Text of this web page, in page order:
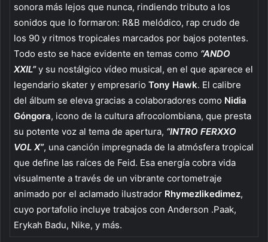
sonora más lejos que nunca, rindiendo tributo a los
sonidos que lo formaron: R&B melódico, rap crudo de
los 90 y ritmos tropicales marcados por bajos potentes.
Todo esto se hace evidente en temas como “ANDO
XXIL”y su nostálgico vídeo musical, en el que aparece el
legendario skater y empresario Tony Hawk. El calibre
del álbum se eleva gracias a colaboradores como Nidia
Góngora, icono de la cultura afrocolombiana, que presta
su potente voz al tema de apertura, “INTRO FERXXO
VOL X”, una canción impregnada de la atmósfera tropical
que define las raíces de Feid. Esa energía cobra vida
visualmente a través de un vibrante cortometraje
animado por el aclamado ilustrador Rhymezlikedimez,
cuyo portafolio incluye trabajos con Anderson .Paak,
Erykah Badu, Nike, y más.